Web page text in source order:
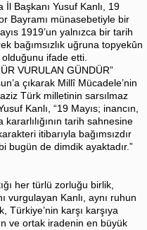
Başkanı Yusuf Kanlı, 19
Bayramı münasebetiyle bir
1919’un yalnızca bir tarih
bağımsızlık uğruna topyekûn
olduğunu ifade etti.
VURULAN GÜNDÜR”
çıkarak Millî Mücadele’nin
Türk milletinin sarsılmaz
Kanlı, “19 Mayıs; inancın,
tarih sahnesine
itibarıyla bağımsızdır
bugün de dimdik ayaktadır.”
her türlü zorluğu birlik,
vurgulayan Kanlı, aynı ruhun
Türkiye’nin karşı karşıya
ve ortak iradenin en büyük